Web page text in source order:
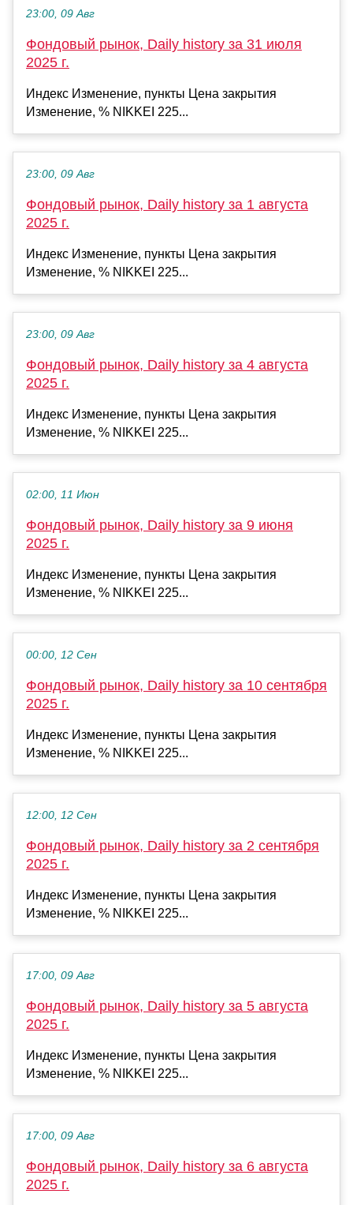
23:00, 09 Авг
Фондовый рынок, Daily history за 31 июля
2025 г.
Индекс Изменение, пункты Цена закрытия
Изменение, % NIKKEI 225...
23:00, 09 Авг
Фондовый рынок, Daily history за 1 августа
2025 г.
Индекс Изменение, пункты Цена закрытия
Изменение, % NIKKEI 225...
23:00, 09 Авг
Фондовый рынок, Daily history за 4 августа
2025 г.
Индекс Изменение, пункты Цена закрытия
Изменение, % NIKKEI 225...
02:00, 11 Июн
Фондовый рынок, Daily history за 9 июня
2025 г.
Индекс Изменение, пункты Цена закрытия
Изменение, % NIKKEI 225...
00:00, 12 Сен
Фондовый рынок, Daily history за 10 сентября
2025 г.
Индекс Изменение, пункты Цена закрытия
Изменение, % NIKKEI 225...
12:00, 12 Сен
Фондовый рынок, Daily history за 2 сентября
2025 г.
Индекс Изменение, пункты Цена закрытия
Изменение, % NIKKEI 225...
17:00, 09 Авг
Фондовый рынок, Daily history за 5 августа
2025 г.
Индекс Изменение, пункты Цена закрытия
Изменение, % NIKKEI 225...
17:00, 09 Авг
Фондовый рынок, Daily history за 6 августа
2025 г.